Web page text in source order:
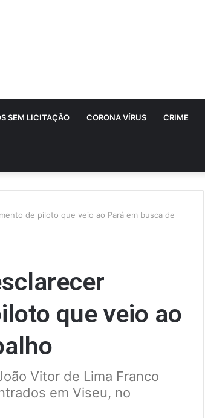
SEM LICITAÇÃO CORONA VÍRUS CRIME
de piloto que veio ao Pará em busca de
que veio ao
Vitor de Lima Franco
em Viseu, no